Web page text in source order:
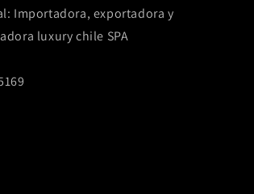
Importadora, exportadora y
luxury chile SPA